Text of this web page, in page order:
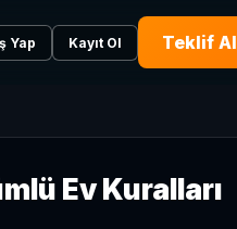
Yap Kayıt Ol Teklif Al
Ev Kuralları